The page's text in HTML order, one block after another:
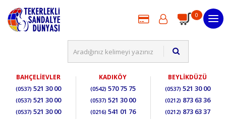
0
BAHÇELİEVLER
(0537) 521 30 00
(0537) 521 30 00
(0537) 521 30 00
KADIKÖY
(0542) 570 75 75
(0537) 521 30 00
(0216) 541 01 76
BEYLİKDÜZÜ
(0537) 521 30 00
(0212) 873 63 36
(0212) 873 63 37